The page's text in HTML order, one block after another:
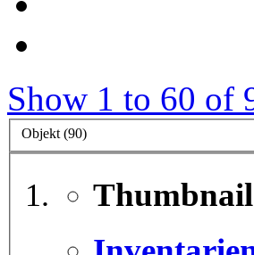
Show 1 to 60 of
Objekt (90)
Thumbnail